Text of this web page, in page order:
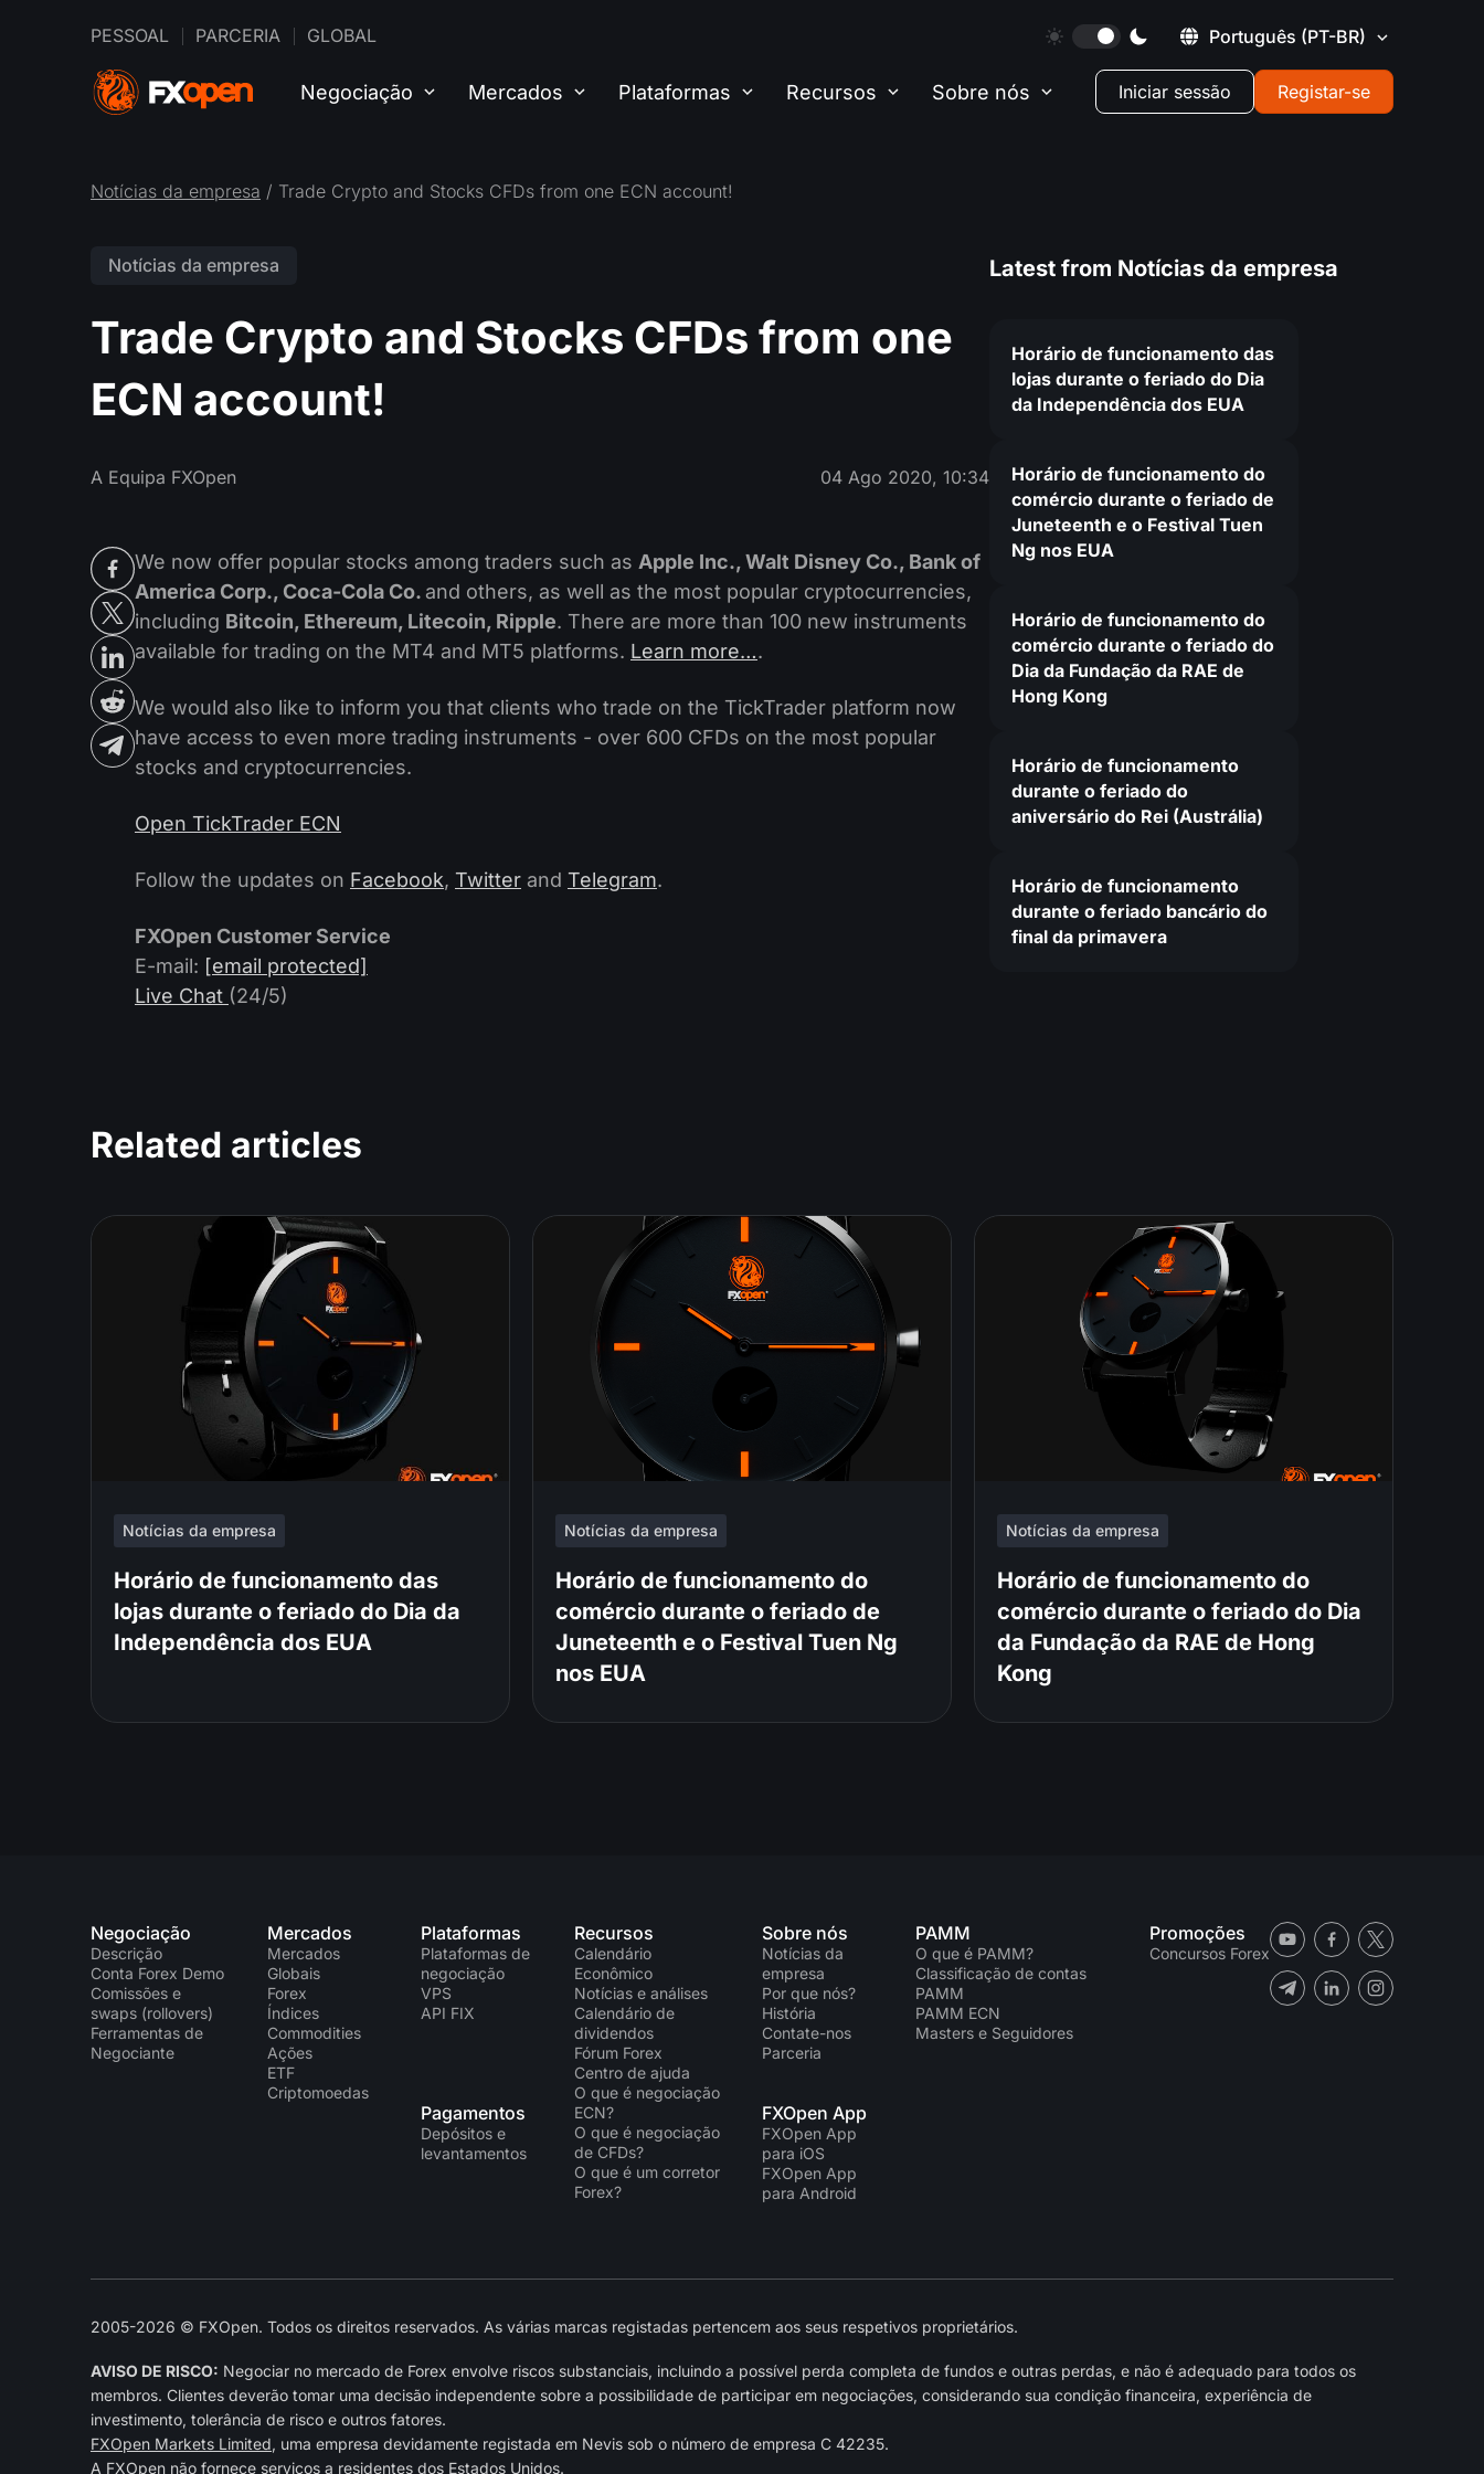
PESSOAL PARCERIA GLOBAL Português (PT-BR)
Negociação Mercados Plataformas Recursos Sobre nós Iniciar sessão Registar-se
Notícias da empresa / Trade Crypto and Stocks CFDs from one ECN account!
Notícias da empresa
Trade Crypto and Stocks CFDs from one
ECN account!
A Equipa FXOpen 04 Ago 2020, 10:34
We now offer popular stocks among traders such as Apple Inc., Walt Disney Co., Bank of
America Corp., Coca-Cola Co. and others, as well as the most popular cryptocurrencies,
including Bitcoin, Ethereum, Litecoin, Ripple. There are more than 100 new instruments
available for trading on the MT4 and MT5 platforms. Learn more….
We would also like to inform you that clients who trade on the TickTrader platform now
have access to even more trading instruments - over 600 CFDs on the most popular
stocks and cryptocurrencies.
Open TickTrader ECN
Follow the updates on Facebook, Twitter and Telegram.
FXOpen Customer Service
E-mail: [email protected]
Live Chat (24/5)
Latest from Notícias da empresa
Horário de funcionamento das
lojas durante o feriado do Dia
da Independência dos EUA
Horário de funcionamento do
comércio durante o feriado de
Juneteenth e o Festival Tuen
Ng nos EUA
Horário de funcionamento do
comércio durante o feriado do
Dia da Fundação da RAE de
Hong Kong
Horário de funcionamento
durante o feriado do
aniversário do Rei (Austrália)
Horário de funcionamento
durante o feriado bancário do
final da primavera
Related articles
Notícias da empresa
Horário de funcionamento das
lojas durante o feriado do Dia da
Independência dos EUA
Notícias da empresa
Horário de funcionamento do
comércio durante o feriado de
Juneteenth e o Festival Tuen Ng
nos EUA
Notícias da empresa
Horário de funcionamento do
comércio durante o feriado do Dia
da Fundação da RAE de Hong
Kong
Negociação
Descrição
Conta Forex Demo
Comissões e
swaps (rollovers)
Ferramentas de
Negociante
Mercados
Mercados
Globais
Forex
Índices
Commodities
Ações
ETF
Criptomoedas
Plataformas
Plataformas de
negociação
VPS
API FIX
Pagamentos
Depósitos e
levantamentos
Recursos
Calendário
Econômico
Notícias e análises
Calendário de
dividendos
Fórum Forex
Centro de ajuda
O que é negociação
ECN?
O que é negociação
de CFDs?
O que é um corretor
Forex?
Sobre nós
Notícias da
empresa
Por que nós?
História
Contate-nos
Parceria
FXOpen App
FXOpen App
para iOS
FXOpen App
para Android
PAMM
O que é PAMM?
Classificação de contas
PAMM
PAMM ECN
Masters e Seguidores
Promoções
Concursos Forex
2005-2026 © FXOpen. Todos os direitos reservados. As várias marcas registadas pertencem aos seus respetivos proprietários.
AVISO DE RISCO: Negociar no mercado de Forex envolve riscos substanciais, incluindo a possível perda completa de fundos e outras perdas, e não é adequado para todos os
membros. Clientes deverão tomar uma decisão independente sobre a possibilidade de participar em negociações, considerando sua condição financeira, experiência de
investimento, tolerância de risco e outros fatores.
FXOpen Markets Limited, uma empresa devidamente registada em Nevis sob o número de empresa C 42235.
A FXOpen não fornece serviços a residentes dos Estados Unidos.